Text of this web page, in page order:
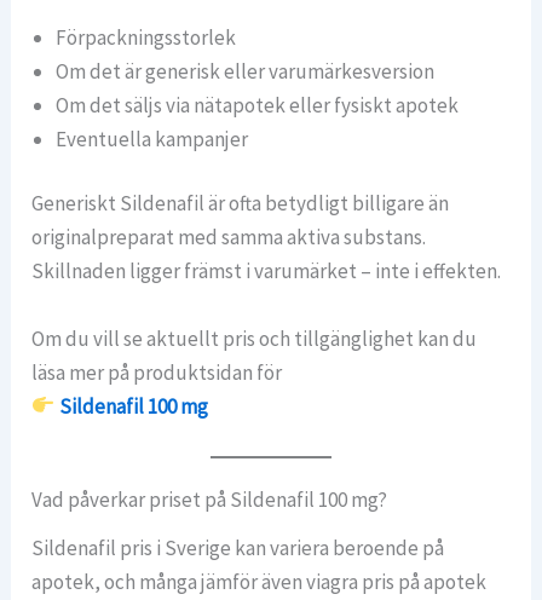
Förpackningsstorlek
Om det är generisk eller varumärkesversion
Om det säljs via nätapotek eller fysiskt apotek
Eventuella kampanjer
Generiskt Sildenafil är ofta betydligt billigare än
originalpreparat med samma aktiva substans.
Skillnaden ligger främst i varumärket – inte i effekten.
Om du vill se aktuellt pris och tillgänglighet kan du
läsa mer på produktsidan för
Sildenafil 100 mg
Vad påverkar priset på Sildenafil 100 mg?
Sildenafil pris i Sverige kan variera beroende på
apotek, och många jämför även viagra pris på apotek